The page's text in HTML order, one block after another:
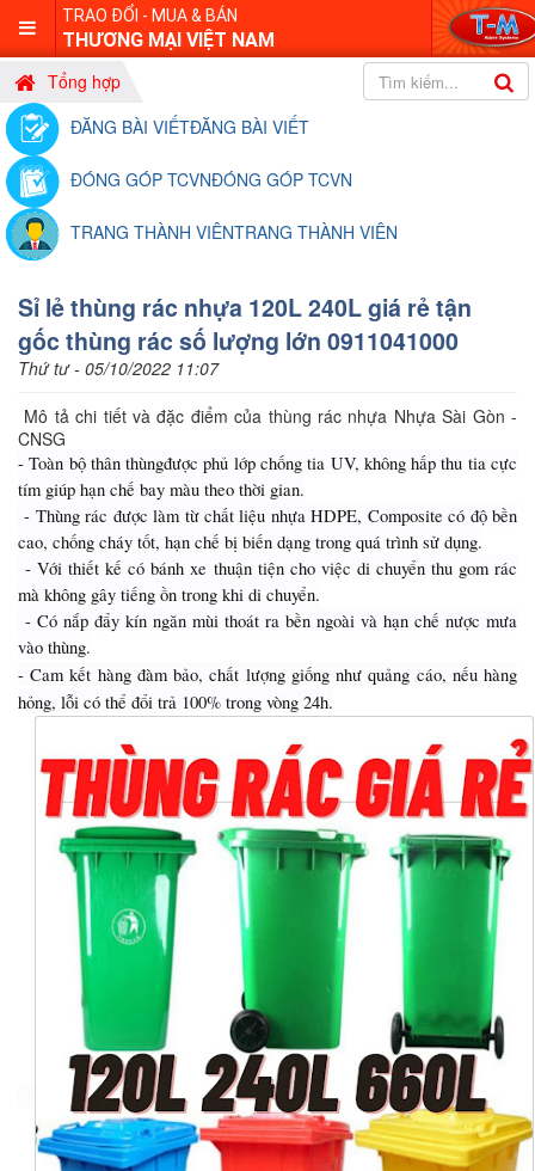
TRAO ĐỔI - MUA & BÁN
THƯƠNG MẠI VIỆT NAM
Tổng hợp
ĐĂNG BÀI VIẾTĐĂNG BÀI VIẾT
ĐÓNG GÓP TCVNĐÓNG GÓP TCVN
TRANG THÀNH VIÊNTRANG THÀNH VIÊN
Sỉ lẻ thùng rác nhựa 120L 240L giá rẻ tận
gốc thùng rác số lượng lớn 0911041000
Thứ tư - 05/10/2022 11:07
Mô tả chi tiết và đặc điểm của thùng rác nhựa Nhựa Sài Gòn -
CNSG
- Toàn bộ thân thùngđược phủ lớp chống tia UV, không hấp thu tia cực
tím giúp hạn chế bay màu theo thời gian.
- Thùng rác được làm từ chất liệu nhựa HDPE, Composite có độ bền
cao, chống cháy tốt, hạn chế bị biến dạng trong quá trình sử dụng.
- Với thiết kế có bánh xe thuận tiện cho việc di chuyển thu gom rác
mà không gây tiếng ồn trong khi di chuyển.
- Có nắp đẩy kín ngăn mùi thoát ra bền ngoài và hạn chế nược mưa
vào thùng.
- Cam kết hàng đàm bảo, chất lượng giống như quảng cáo, nếu hàng
hỏng, lỗi có thể đổi trả 100% trong vòng 24h.